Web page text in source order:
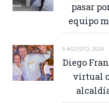
pasar
equipo
9 AGOSTO, 2026
Diego
virtual